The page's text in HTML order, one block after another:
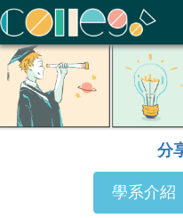
ColleGo! 大學選才與高中育才
分
學系介紹